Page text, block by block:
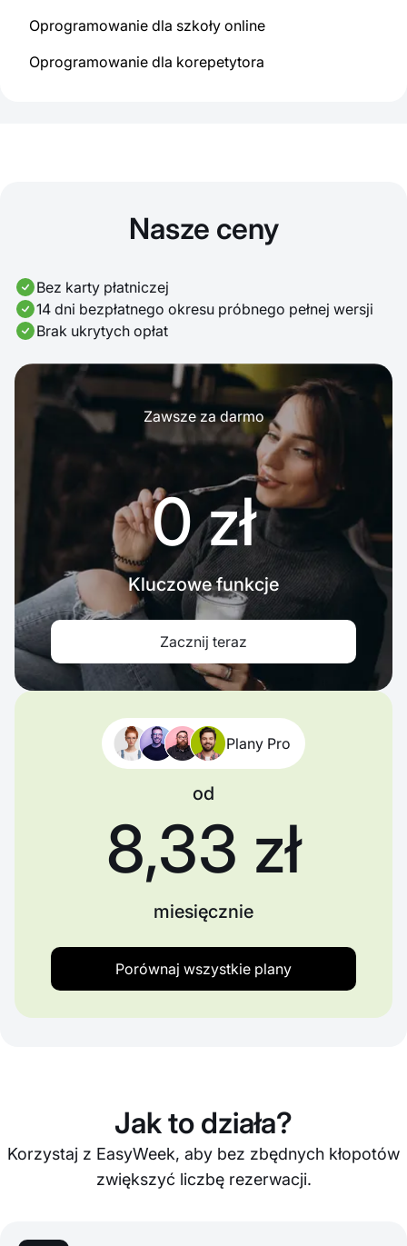
Oprogramowanie dla szkoły online
Oprogramowanie dla korepetytora
Nasze ceny
Bez karty płatniczej
14 dni bezpłatnego okresu próbnego pełnej wersji
Brak ukrytych opłat
Zawsze za darmo
0 zł
Kluczowe funkcje
Zacznij teraz
Plany Pro
od
8,33 zł
miesięcznie
Porównaj wszystkie plany
Jak to działa?
Korzystaj z EasyWeek, aby bez zbędnych kłopotów
zwiększyć liczbę rezerwacji.